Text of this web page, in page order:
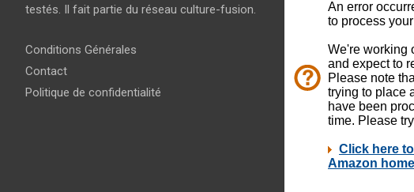
testés. Il fait partie du réseau culture-fusion.
Conditions Générales
Contact
Politique de confidentialité